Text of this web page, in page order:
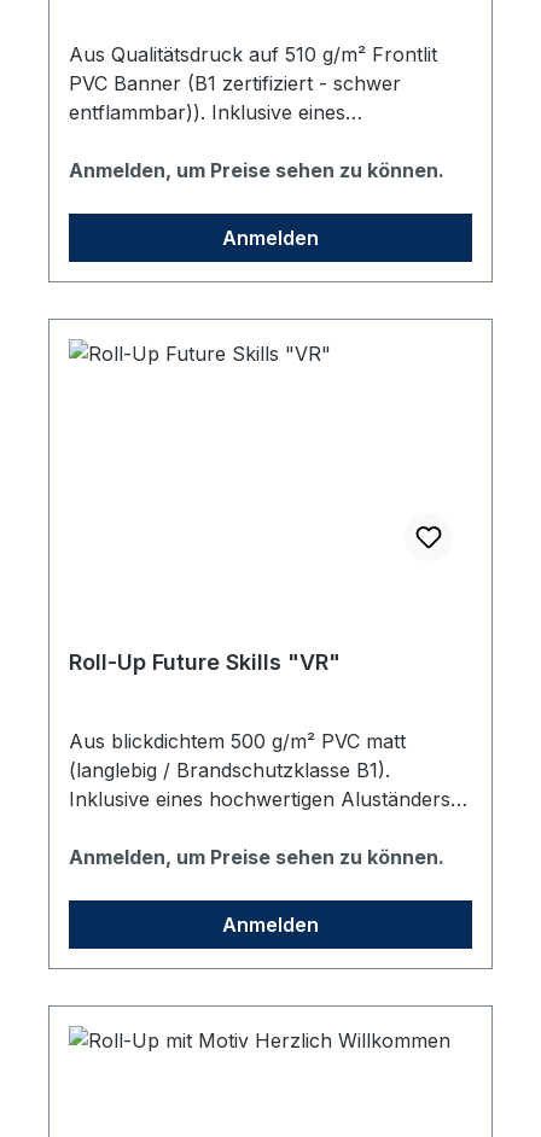
Aus Qualitätsdruck auf 510 g/m² Frontlit
PVC Banner (B1 zertifiziert - schwer
entflammbar)). Inklusive eines
drehbaren Standfüßen sowie einer
Format: 85x200 cm (Sichtmaß BxH)
Anmelden, um Preise sehen zu können.
Anmelden
Roll-Up Future Skills "VR"
Aus blickdichtem 500 g/m² PVC matt
(langlebig / Brandschutzklasse B1).
Inklusive eines hochwertigen Aluständers
gepolsterten Transporttasche in schwarz.
Anmelden, um Preise sehen zu können.
Anmelden